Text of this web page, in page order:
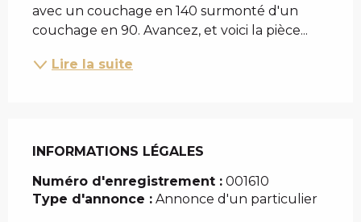
avec un couchage en 140 surmonté d'un
couchage en 90. Avancez, et voici la pièce...
Lire la suite
INFORMATIONS LÉGALES
INFORMATIONS LÉGALES
Numéro d'enregistrement : 001610
Type d'annonce : Annonce d'un particulier